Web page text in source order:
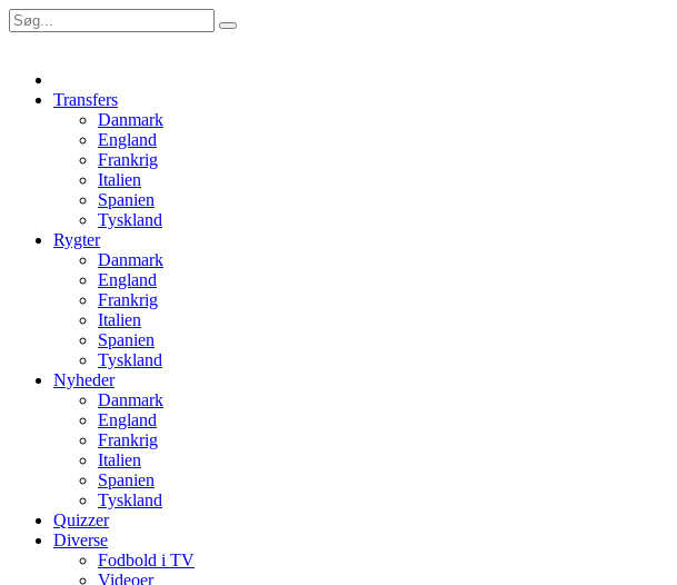
Transfers
Danmark
England
Frankrig
Italien
Spanien
Tyskland
Rygter
Danmark
England
Frankrig
Italien
Spanien
Tyskland
Nyheder
Danmark
England
Frankrig
Italien
Spanien
Tyskland
Quizzer
Diverse
Fodbold i TV
Videoer